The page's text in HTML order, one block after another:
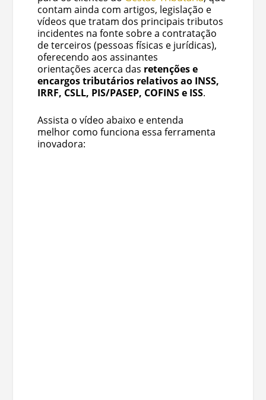
contam ainda com artigos, legislação e
vídeos que tratam dos principais tributos
incidentes na fonte sobre a contratação
de terceiros (pessoas físicas e jurídicas),
oferecendo aos assinantes
orientações acerca das retenções e
encargos tributários relativos ao INSS,
IRRF, CSLL, PIS/PASEP, COFINS e ISS.
Assista o vídeo abaixo e entenda
melhor como funciona essa ferramenta
inovadora: